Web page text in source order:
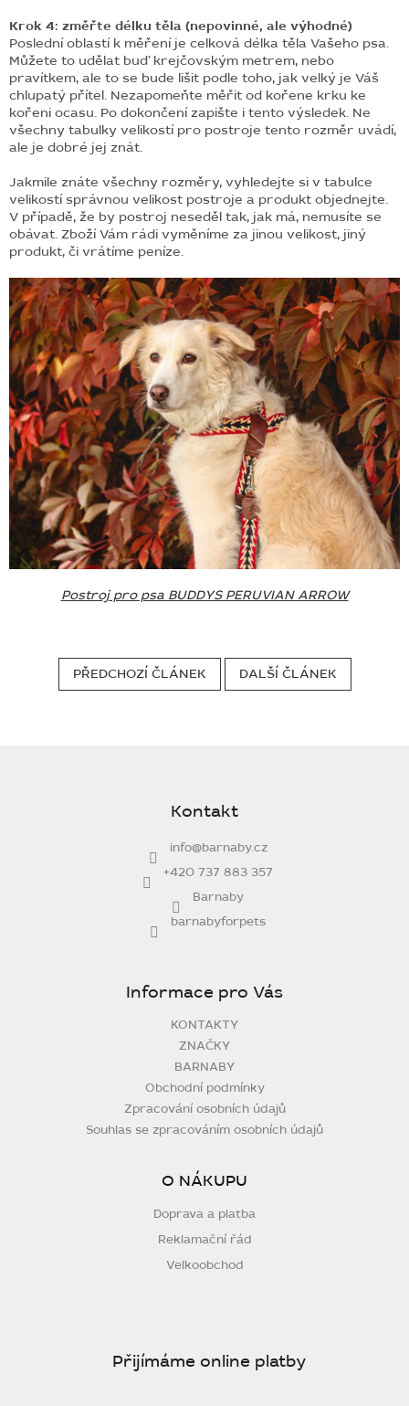
Krok 4: změřte délku těla (nepovinné, ale výhodné)
Poslední oblastí k měření je celková délka těla Vašeho psa.
Můžete to udělat buď krejčovským metrem, nebo
pravítkem, ale to se bude lišit podle toho, jak velký je Váš
chlupatý přítel. Nezapomeňte měřit od kořene krku ke
kořeni ocasu. Po dokončení zapište i tento výsledek. Ne
všechny tabulky velikostí pro postroje tento rozměr uvádí,
ale je dobré jej znát.
Jakmile znáte všechny rozměry, vyhledejte si v tabulce
velikostí správnou velikost postroje a produkt objednejte.
V případě, že by postroj neseděl tak, jak má, nemusíte se
obávat. Zboží Vám rádi vyměníme za jinou velikost, jiný
produkt, či vrátíme peníze.
Postroj pro psa BUDDYS PERUVIAN ARROW
PŘEDCHOZÍ ČLÁNEK DALŠÍ ČLÁNEK
Kontakt
info@barnaby.cz
+420 737 883 357
Barnaby
barnabyforpets
Informace pro Vás
KONTAKTY
ZNAČKY
BARNABY
Obchodní podmínky
Zpracování osobních údajů
Souhlas se zpracováním osobních údajů
O NÁKUPU
Doprava a platba
Reklamační řád
Velkoobchod
Přijímáme online platby